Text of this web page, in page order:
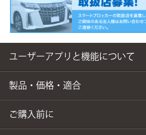
ユーザーアプリと機能について
製品・価格・適合
ご購入前に